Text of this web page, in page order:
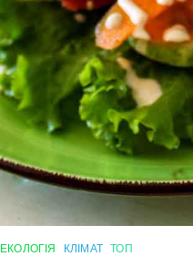
ЕКОЛОГІЯ КЛІМАТ ТОП